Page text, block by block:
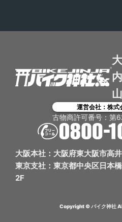
をお忘れないように♪
運営会社：株式
古物商許可番号：第
大阪本社：大阪府東大阪市高
東京支社：東京都中央区日本
2F
Copyright © バイク神社